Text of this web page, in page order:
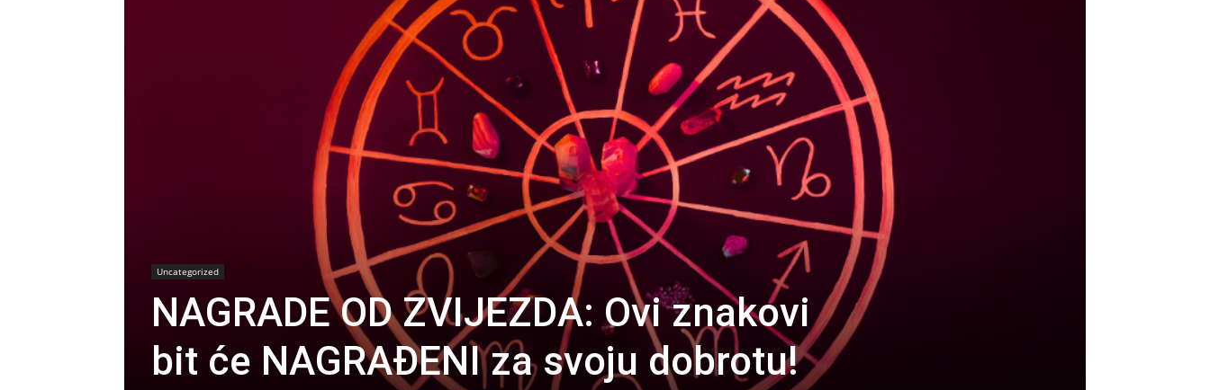
Uncategorized
NAGRADE OD ZVIJEZDA: Ovi znakovi
bit će NAGRAĐENI za svoju dobrotu!